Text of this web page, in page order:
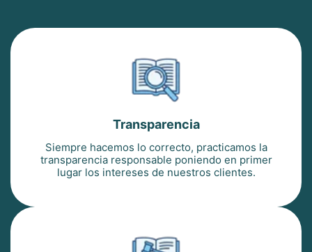
Transparencia
Siempre hacemos lo correcto, practicamos la
transparencia responsable poniendo en primer
lugar los intereses de nuestros clientes.